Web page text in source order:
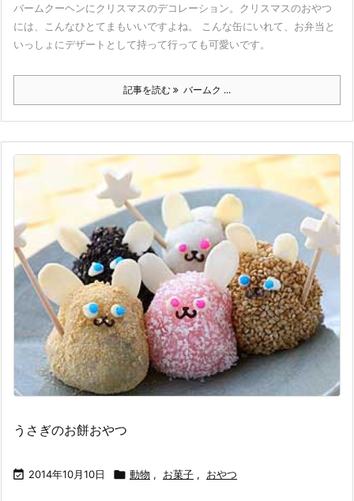
バームクーヘンにクリスマスのデコレーション。クリスマスのおやつ
には、こんなひとてまもいいですよね。 こんな缶にいれて、お弁当と
いっしょにデザートとして持って行っても可愛いです。
記事を読む バームク ...
うさぎのお餅おやつ
 2014年10月10日  動物 , お菓子 , おやつ